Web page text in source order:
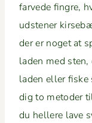
farvede fin­gre,
udsten­er
der er noget at
laden med
laden eller fiske
dig to metoder
du hellere lave